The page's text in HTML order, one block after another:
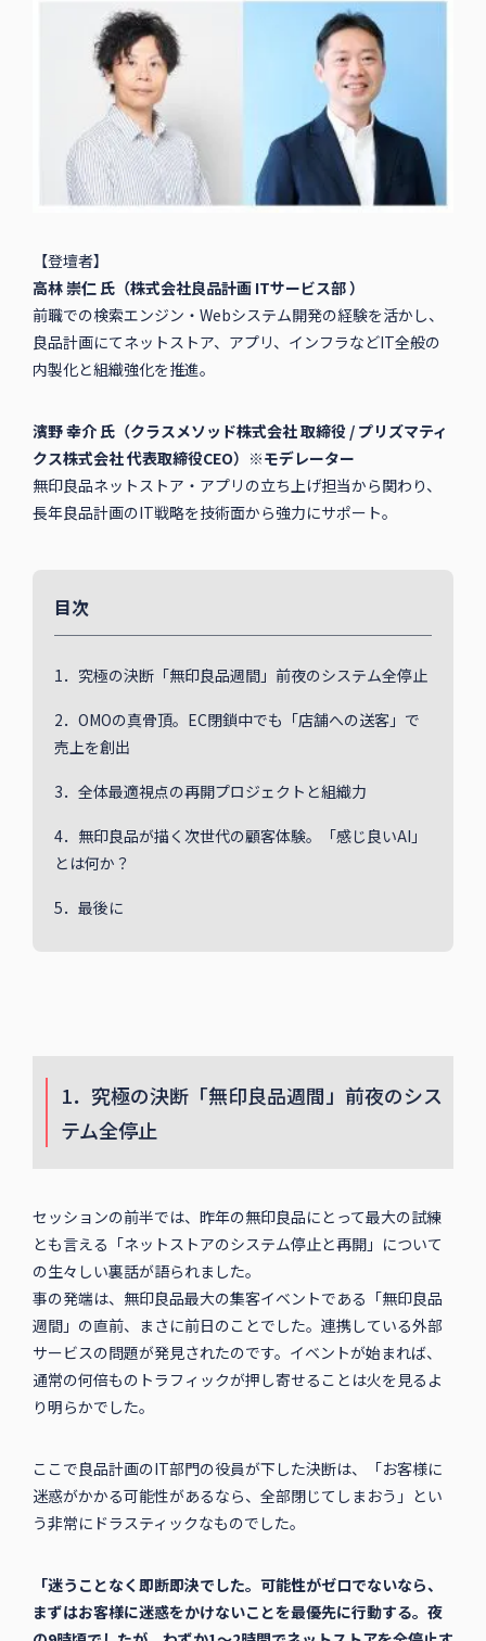
【登壇者】
高林 崇仁 氏（株式会社良品計画 ITサービス部 ）
前職での検索エンジン・Webシステム開発の経験を活かし、
良品計画にてネットストア、アプリ、インフラなどIT全般の
内製化と組織強化を推進。
濱野 幸介 氏（クラスメソッド株式会社 取締役 / プリズマティ
クス株式会社 代表取締役CEO）※モデレーター
無印良品ネットストア・アプリの立ち上げ担当から関わり、
長年良品計画のIT戦略を技術面から強力にサポート。
目次
1．究極の決断「無印良品週間」前夜のシステム全停止
2．OMOの真骨頂。EC閉鎖中でも「店舗への送客」で
売上を創出
3．全体最適視点の再開プロジェクトと組織力
4．無印良品が描く次世代の顧客体験。「感じ良いAI」
とは何か？
5．最後に
1．究極の決断「無印良品週間」前夜のシス
テム全停止
セッションの前半では、昨年の無印良品にとって最大の試練
とも言える「ネットストアのシステム停止と再開」について
の生々しい裏話が語られました。
事の発端は、無印良品最大の集客イベントである「無印良品
週間」の直前、まさに前日のことでした。連携している外部
サービスの問題が発見されたのです。イベントが始まれば、
通常の何倍ものトラフィックが押し寄せることは火を見るよ
り明らかでした。
ここで良品計画のIT部門の役員が下した決断は、「お客様に
迷惑がかかる可能性があるなら、全部閉じてしまおう」とい
う非常にドラスティックなものでした。
「迷うことなく即断即決でした。可能性がゼロでないなら、
まずはお客様に迷惑をかけないことを最優先に行動する。夜